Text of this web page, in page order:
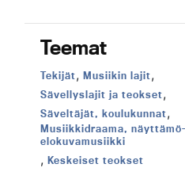
Teemat
Teema:
Tekijät, Teema:
Musiikin lajit,
Teema:
Sävellyslajit ja teokset,
Teema:
Säveltäjät, koulukunnat,
Teema:
Musiikkidraama,
elokuvamusiikki
, Teema:
Keskeiset teokset